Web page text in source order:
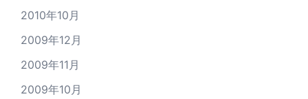
2010年10月
2009年12月
2009年11月
2009年10月